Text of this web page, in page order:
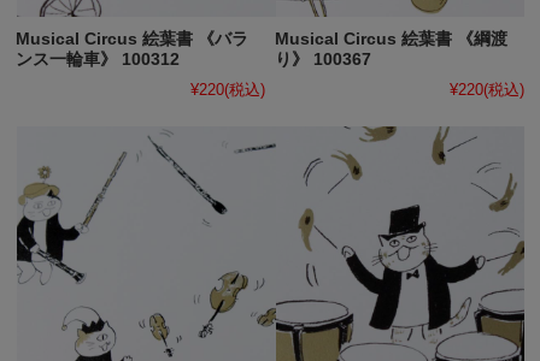
Musical Circus 絵葉書 《バラ
ンス一輪車》 100312
¥220(税込)
Musical Circus 絵葉書 《綱渡
り》 100367
¥220(税込)